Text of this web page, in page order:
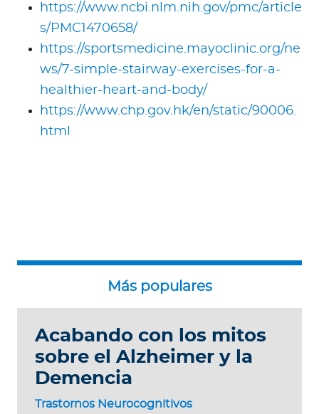
https://www.ncbi.nlm.nih.gov/pmc/article
s/PMC1470658/
https://sportsmedicine.mayoclinic.org/ne
ws/7-simple-stairway-exercises-for-a-
healthier-heart-and-body/
https://www.chp.gov.hk/en/static/90006.
html
Trastornos Neurocognitivos
Acabando con los mitos
sobre el Alzheimer y la
Demencia